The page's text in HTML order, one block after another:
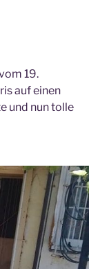
19.
auf einen
und nun tolle